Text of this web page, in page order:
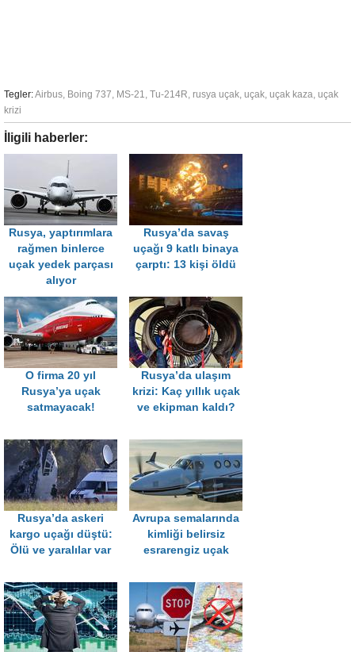
Tegler:Airbus, Boing 737, MS-21, Tu-214R, rusya uçak, uçak, uçak kaza, uçak
krizi
İligili haberler:
Rusya, yaptırımlara
rağmen binlerce
uçak yedek parçası
alıyor
Rusya’da savaş
uçağı 9 katlı binaya
çarptı: 13 kişi öldü
O firma 20 yıl
Rusya’ya uçak
satmayacak!
Rusya’da ulaşım
krizi: Kaç yıllık uçak
ve ekipman kaldı?
Rusya’da askeri
kargo uçağı düştü:
Ölü ve yaralılar var
Avrupa semalarında
kimliği belirsiz
esrarengiz uçak